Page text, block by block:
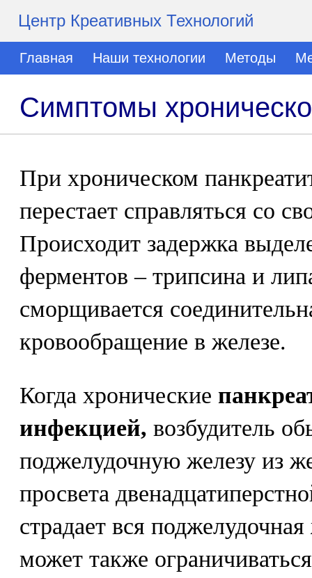
Центр Креативных Технологий
Главная Наши технологии Методы
Симптомы
При хроническом
перестает справляться со
Происходит задержка
ферментов – трипсина и
сморщивается
кровообращение в железе.
Когда хронические
инфекцией, возбудитель
поджелудочную железу из
просвета
страдает вся
может также